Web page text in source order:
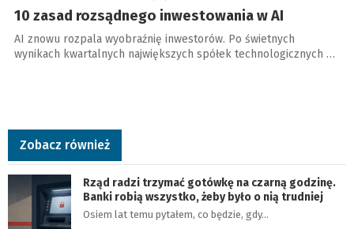
10 zasad rozsądnego inwestowania w AI
AI znowu rozpala wyobraźnię inwestorów. Po świetnych
wynikach kwartalnych największych spółek technologicznych …
Zobacz również
Rząd radzi trzymać gotówkę na czarną godzinę.
Banki robią wszystko, żeby było o nią trudniej
Osiem lat temu pytałem, co będzie, gdy…